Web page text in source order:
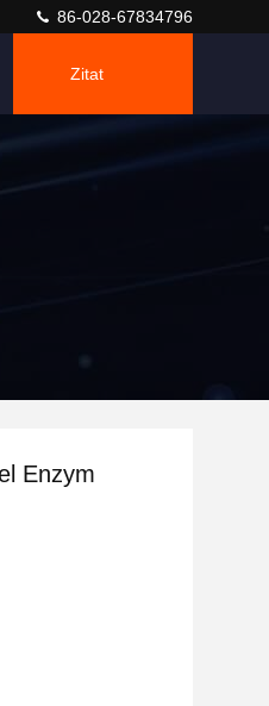
86-028-67834796
Zitat
Enzym